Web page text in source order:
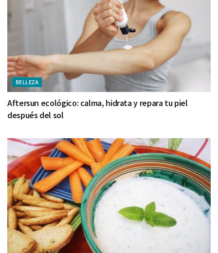
BELLEZA
Aftersun ecológico: calma, hidrata y repara tu piel
después del sol